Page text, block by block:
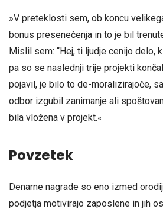
»V preteklosti sem, ob koncu
bonus presenečenja in to je bil
Mislil sem: “Hej, ti ljudje cenijo delo,
pa so se naslednji trije projekti
pojavil, je bilo to de-moralizirajoče,
odbor izgubil zanimanje ali
bila vložena v projekt.«
Povzetek
Denarne nagrade so eno izmed
podjetja motivirajo zaposlene in jih